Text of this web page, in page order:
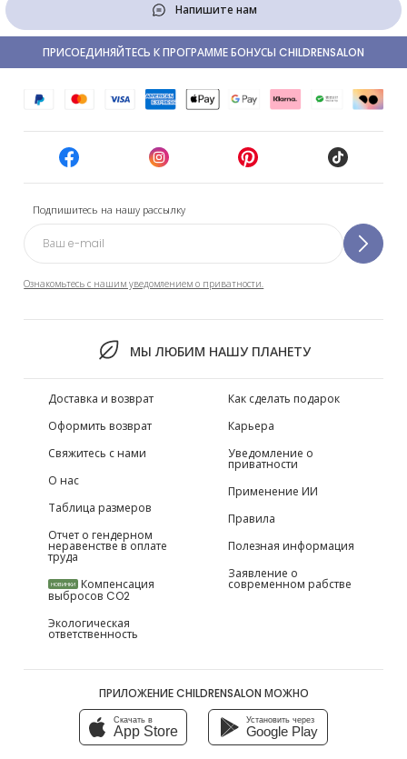
Напишите нам
Подпишитесь на нашу рассылку
Ознакомьтесь с нашим уведомлением о приватности.
МЫ ЛЮБИМ НАШУ ПЛАНЕТУ
ПРИСОЕДИНЯЙТЕСЬ К ПРОГРАММЕ БОНУСЫ CHILDRENSALON
Доставка и возврат
Оформить возврат
Свяжитесь с нами
О нас
Таблица размеров
Отчет о гендерном
неравенстве в оплате
труда
НОВИНКИ Компенсация
выбросов CO2
Экологическая
ответственность
Как сделать подарок
Карьера
Уведомление о
приватности
Применение ИИ
Правила
Полезная информация
Заявление о
современном рабстве
ПРИЛОЖЕНИЕ CHILDRENSALON МОЖНО
Скачать в
App Store
Установить через
Google Play